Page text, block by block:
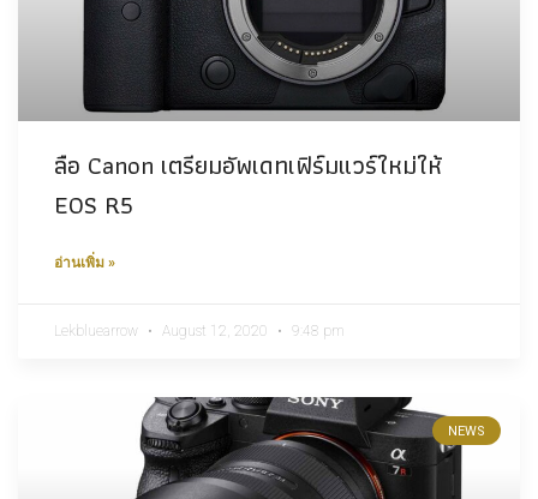
ลือ Canon เตรียมอัพเดทเฟิร์มแวร์ใหม่ให้
EOS R5
อ่านเพิ่ม »
Lekbluearrow August 12, 2020 9:48 pm
NEWS